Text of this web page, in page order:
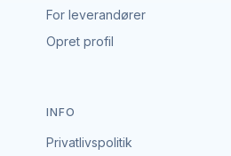
For leverandører
Opret profil
INFO
Privatlivspolitik